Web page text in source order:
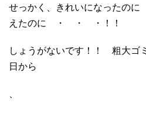
せっかく、きれいになったの
えたのに ・ ・ ・！！
しょうがないです！！ 粗大ゴ
日から